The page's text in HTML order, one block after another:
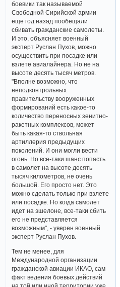
боевики так называемой
Свободной Сирийской армии
еще год назад пообещали
сбивать гражданские самолеты.
И это, объясняет военный
эксперт Руслан Пухов, можно
осуществить при посадке или
взлете авиалайнера. Но не на
высоте десять тысяч метров.
"Вполне возможно, что
неподконтрольных
правительству вооруженных
формирований есть какое-то
количество переносных зенитно-
ракетных комплексов, может
быть какая-то ствольная
артиллерия предыдущих
поколений. И они могли вести
огонь. Но все-таки шанс попасть
в самолет на высоте десять
тысяч километров, не очень
большой. Его просто нет. Это
можно сделать только при взлете
или посадке. Но когда самолет
идет на эшелоне, все-таки сбить
его не представляется
возможным", - уверен военный
эксперт Руслан Пухов.
Тем не менее, для
Международной организации
гражданской авиации ИКАО, сам
факт ведения боевых действий
на той или иной территории уже